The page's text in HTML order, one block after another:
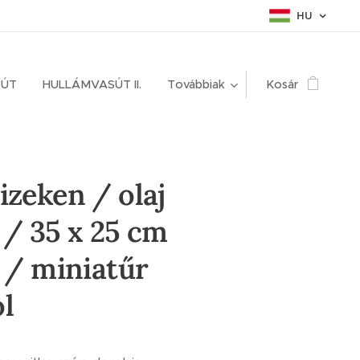
HU
HULLÁMVASÚT II. Továbbiak Kosár
/ olaj
35 x 25 cm
/ miniatűr